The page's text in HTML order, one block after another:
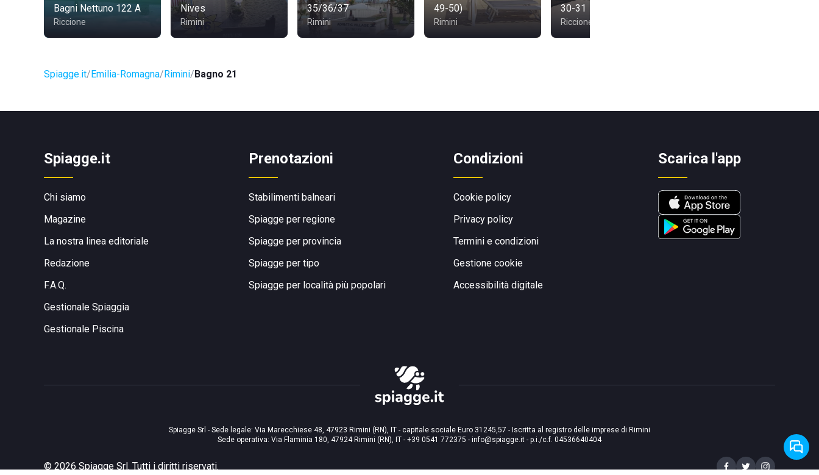
Bagni Nettuno 122 A
Riccione
Nives
Rimini
35/36/37
Rimini
49-50)
Rimini
30-31
Riccione
Spiagge.it Emilia-Romagna Rimini Bagno 21
Spiagge.it
Chi siamo
Magazine
La nostra linea editoriale
Redazione
F.A.Q.
Gestionale Spiaggia
Gestionale Piscina
Prenotazioni
Stabilimenti balneari
Spiagge per regione
Spiagge per provincia
Spiagge per tipo
Spiagge per località più popolari
Condizioni
Cookie policy
Privacy policy
Termini e condizioni
Gestione cookie
Accessibilità digitale
Scarica l'app
Spiagge Srl - Sede legale: Via Marecchiese 48, 47923 Rimini (RN), IT - capitale sociale Euro 31245,57 - Iscritta al registro delle imprese di Rimini
Sede operativa: Via Flaminia 180, 47924 Rimini (RN), IT - +39 0541 772375 - info@spiagge.it - p.i./c.f. 04536640404
© 2026 Spiagge Srl. Tutti i diritti riservati.